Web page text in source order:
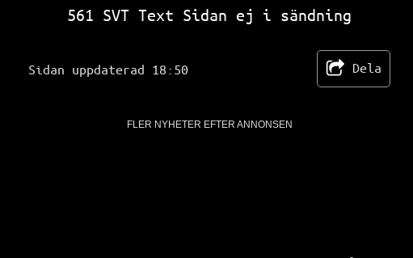
SVT Text TV 561
561 SVT Text Sidan ej i sändning
Sidan uppdaterad 18:50 Dela
FLER NYHETER EFTER ANNONSEN